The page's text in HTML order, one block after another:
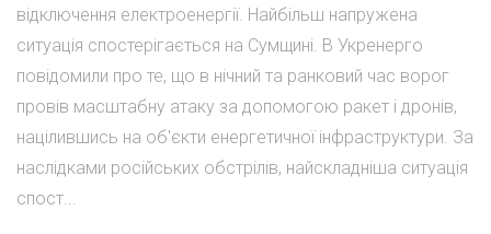
відключення електроенергії. Найбільш напружена
ситуація спостерігається на Сумщині. В Укренерго
повідомили про те, що в нічний та ранковий час ворог
провів масштабну атаку за допомогою ракет і дронів,
націлившись на об'єкти енергетичної інфраструктури. За
наслідками російських обстрілів, найскладніша ситуація
спост...